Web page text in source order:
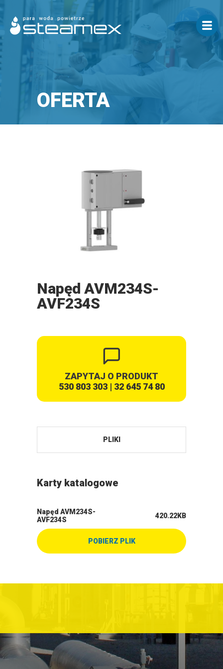
OFERTA
Napęd AVM234S-
AVF234S
ZAPYTAJ O PRODUKT
530 803 303| 32 645 74 80
PLIKI
Karty katalogowe
Napęd AVM234S-
AVF234S
420.22KB
POBIERZ PLIK